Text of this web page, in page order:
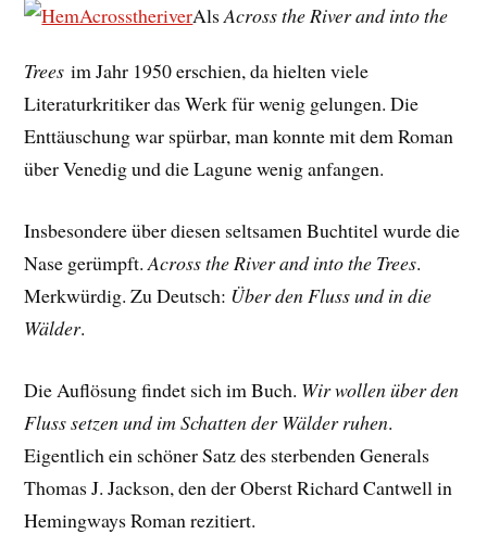
AlsAcross the River and into the
Trees im Jahr 1950 erschien, da hielten viele
Literaturkritiker das Werk für wenig gelungen. Die
Enttäuschung war spürbar, man konnte mit dem Roman
über Venedig und die Lagune wenig anfangen.
Insbesondere über diesen seltsamen Buchtitel wurde die
Nase gerümpft.Across the River and into the Trees.
Merkwürdig. Zu Deutsch: Über den Fluss und in die
Wälder.
Die Auflösung findet sich im Buch. Wir wollen über den
Fluss setzen und im Schatten der Wälder ruhen.
Eigentlich ein schöner Satz des sterbenden Generals
Thomas J. Jackson, den der Oberst Richard Cantwell in
Hemingways Roman rezitiert.